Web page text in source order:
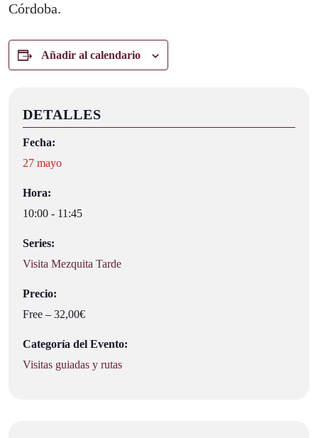
Córdoba.
Añadir al calendario
DETALLES
Fecha:
27 mayo
Hora:
10:00 - 11:45
Series:
Visita Mezquita Tarde
Precio:
Free – 32,00€
Categoría del Evento:
Visitas guiadas y rutas